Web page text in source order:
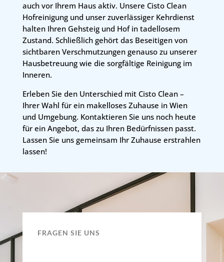
auch vor Ihrem Haus aktiv. Unsere Cisto Clean
Hofreinigung und unser zuverlässiger Kehrdienst
halten Ihren Gehsteig und Hof in tadellosem
Zustand. Schließlich gehört das Beseitigen von
sichtbaren Verschmutzungen genauso zu unserer
Hausbetreuung wie die sorgfältige Reinigung im
Inneren.
Erleben Sie den Unterschied mit Cisto Clean –
Ihrer Wahl für ein makelloses Zuhause in Wien
und Umgebung. Kontaktieren Sie uns noch heute
für ein Angebot, das zu Ihren Bedürfnissen passt.
Lassen Sie uns gemeinsam Ihr Zuhause erstrahlen
lassen!
FRAGEN SIE UNS